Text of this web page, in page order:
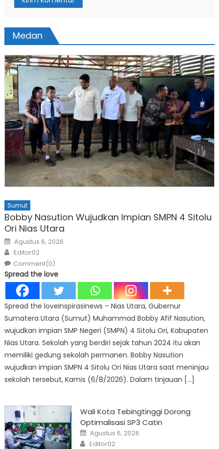
Medan
Sumut
Bobby Nasution Wujudkan Impian SMPN 4 Sitolu
Ori Nias Utara
Posted
on
Agustus 6, 2026
Author
Editor02
Comment(0)
Spread the love
Spread the loveInspirasinews – Nias Utara, Gubernur
Sumatera Utara (Sumut) Muhammad Bobby Afif Nasution,
wujudkan impian SMP Negeri (SMPN) 4 Sitolu Ori, Kabupaten
Nias Utara. Sekolah yang berdiri sejak tahun 2024 itu akan
memiliki gedung sekolah permanen. Bobby Nasution
wujudkan impian SMPN 4 Sitolu Ori Nias Utara saat meninjau
sekolah tersebut, Kamis (6/8/2026). Dalam tinjauan […]
Wali Kota Tebingtinggi Dorong
Optimalisasi SP3 Catin
Posted
on
Agustus 6, 2026
Author
Editor02